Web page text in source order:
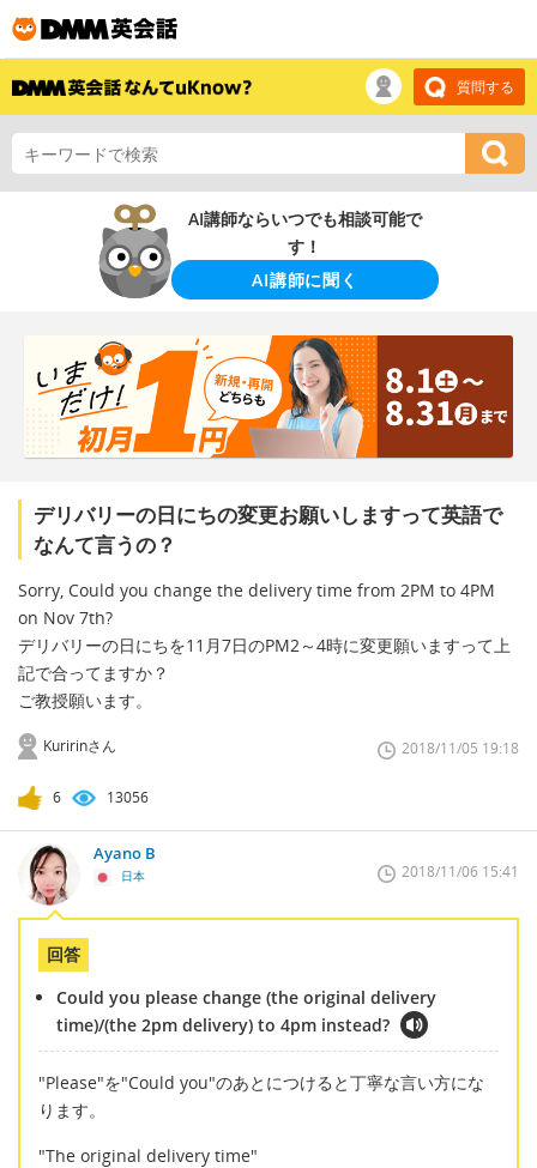
質問する
AI講師ならいつでも相談可能で
す！
AI講師に聞く
デリバリーの日にちの変更お願いしますって英語で
なんて言うの？
Sorry, Could you change the delivery time from 2PM to 4PM
on Nov 7th?
デリバリーの日にちを11月7日のPM2～4時に変更願いますって上
記で合ってますか？
ご教授願います。
Kuririnさん 2018/11/05 19:18
6 13056
Ayano B
日本 2018/11/06 15:41
回答
Could you please change (the original delivery
time)/(the 2pm delivery) to 4pm instead?
"Please"を"Could you"のあとにつけると丁寧な言い方にな
ります。
"The original delivery time"